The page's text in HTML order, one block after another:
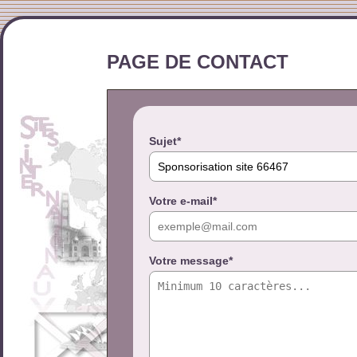
PAGE DE CONTACT
Sujet*
Votre e-mail*
Votre message*